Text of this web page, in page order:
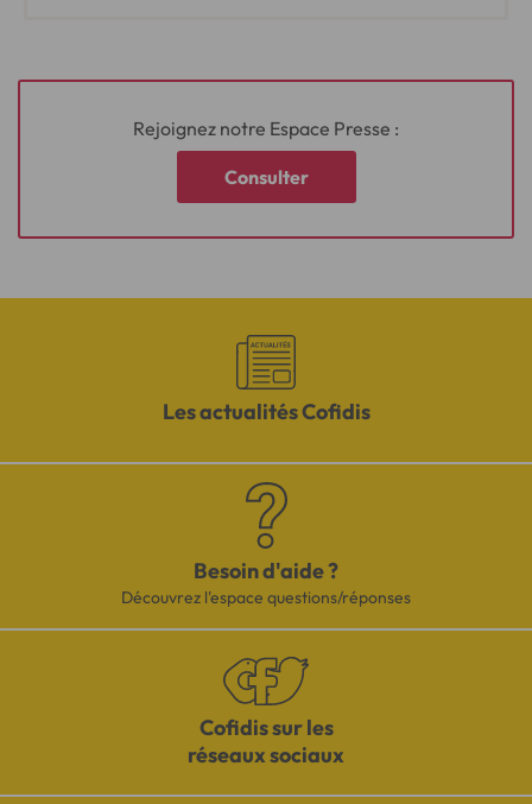
Rejoignez notre Espace Presse :
Consulter
Les actualités Cofidis
Besoin d'aide ?
Découvrez l'espace questions/réponses
Cofidis sur les
réseaux sociaux